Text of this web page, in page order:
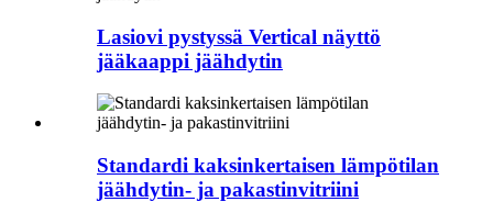
Lasiovi pystyssä Vertical näyttö
jääkaappi jäähdytin
Standardi kaksinkertaisen lämpötilan
jäähdytin- ja pakastinvitriini